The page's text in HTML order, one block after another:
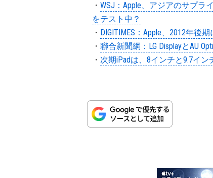
・ WSJ：Apple、アジアのサプラ
をテスト中？
・ DIGITIMES：Apple、2012年後
・ 聯合新聞網：LG DisplayとAU
・ 次期iPadは、8インチと9.7イン